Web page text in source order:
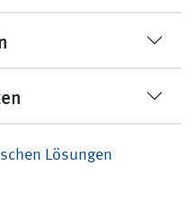
Lösungen